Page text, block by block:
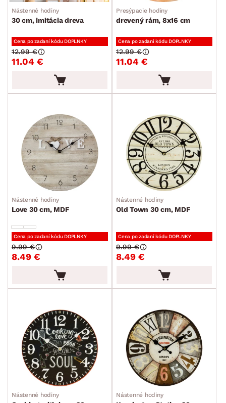
Nástenné hodiny
30 cm, imitácia dreva
Cena po zadaní kódu DOPLNKY
11.04 €
12.99 €
Presýpacie hodiny
drevený rám, 8x16 cm
Cena po zadaní kódu DOPLNKY
11.04 €
12.99 €
Nástenné hodiny
Love 30 cm, MDF
Cena po zadaní kódu DOPLNKY
8.49 €
9.99 €
Nástenné hodiny
Old Town 30 cm, MDF
Cena po zadaní kódu DOPLNKY
8.49 €
9.99 €
Nástenné hodiny Nástenné hodiny